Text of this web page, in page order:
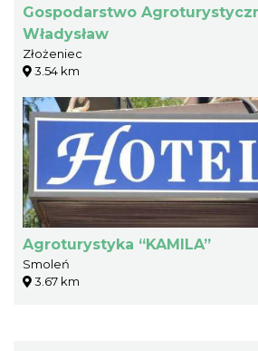
Gospodarstwo
Władysław
Złożeniec
3.54 km
Agroturystyka “KAMILA”
Smoleń
3.67 km